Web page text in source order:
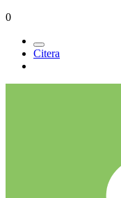
0
Citera